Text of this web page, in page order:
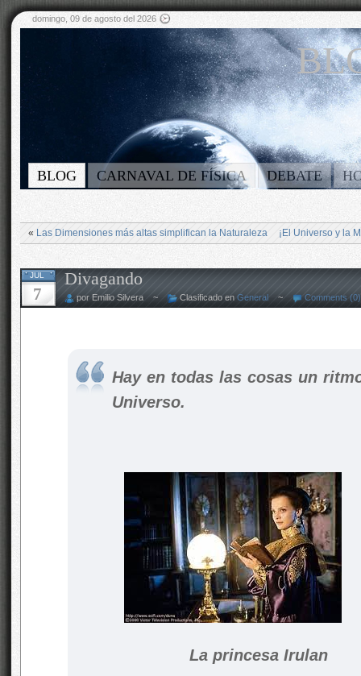
domingo, 09 de agosto del 2026
BLOG CARNAVAL DE FÍSICA DEBATE
« Las Dimensiones más altas simplifican la Naturaleza ¡El Universo y la
JUL
7
Divagando
por Emilio Silvera ~ Clasificado en General ~ Comments (0)
Hay en todas las cosas un
Universo.
La princesa Irulan